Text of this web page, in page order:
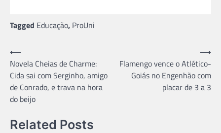
Tagged Educação, ProUni
Navegação
de
Post
⟵
Novela Cheias de Charme:
Cida sai com Serginho, amigo
de Conrado, e trava na hora
do beijo
Flamengo vence o Atlético-
Goiás no Engenhão com
placar de 3 a 3
⟶
Related Posts